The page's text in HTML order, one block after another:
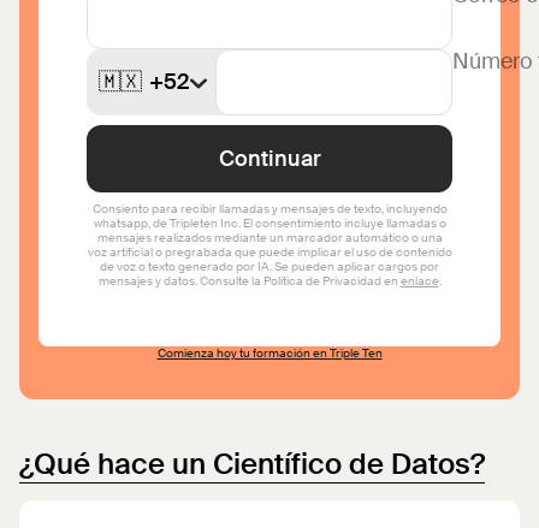
Comienza hoy tu formación en Triple Ten
¿Qué hace un Científico de Datos?